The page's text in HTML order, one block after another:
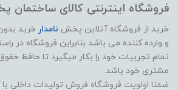
فروشگاه اینترنتی کالای ساختمان
خرید از فروشگاه آنلاین پخش نامدار خرید
و وارده کننده می باشد بنابراین فروشگاه در
تمام تجربیات خود را بکار میگیرد تا حافظ
مشتری خود باشد.
ضمنا اولویت فروشگاه فروش تولیدات داخلی